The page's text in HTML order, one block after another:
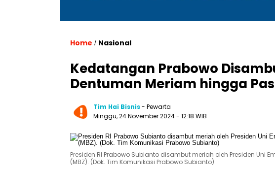
Home / Nasional
Kedatangan Prabowo
Dentuman Meriam hingga
Tim Hai Bisnis- Pewarta
Minggu, 24 November 2024- 12:18 WIB
Presiden RI Prabowo Subianto disambut meriah oleh Presiden Uni
(MBZ). (Dok. Tim Komunikasi Prabowo Subianto)